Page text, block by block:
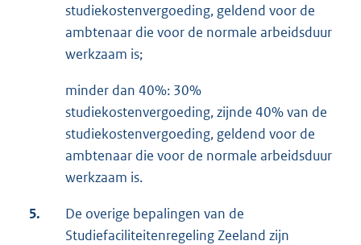
studiekostenvergoeding, geldend voor de
ambtenaar die voor de normale arbeidsduur
werkzaam is;
minder dan 40%: 30%
studiekostenvergoeding, zijnde 40% van de
studiekostenvergoeding, geldend voor de
ambtenaar die voor de normale arbeidsduur
werkzaam is.
5.
De overige bepalingen van de
Studiefaciliteitenregeling Zeeland zijn